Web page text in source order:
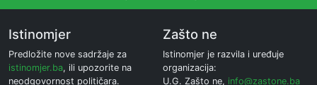
Istinomjer
Predložite nove sadržaje za
istinomjer.ba, ili upozorite na
neodgovornost političara.
Zašto ne
Istinomjer je razvila i uređuje
organizacija:
U.G. Zašto ne, info@zastone.ba